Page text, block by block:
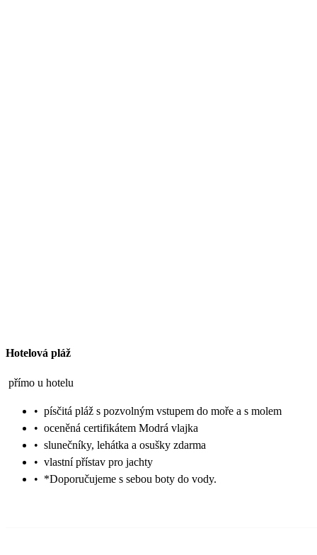
Hotelová pláž
přímo u hotelu
• písčitá pláž s pozvolným vstupem do moře a s molem
• oceněná certifikátem Modrá vlajka
• slunečníky, lehátka a osušky zdarma
• vlastní přístav pro jachty
• *Doporučujeme s sebou boty do vody.